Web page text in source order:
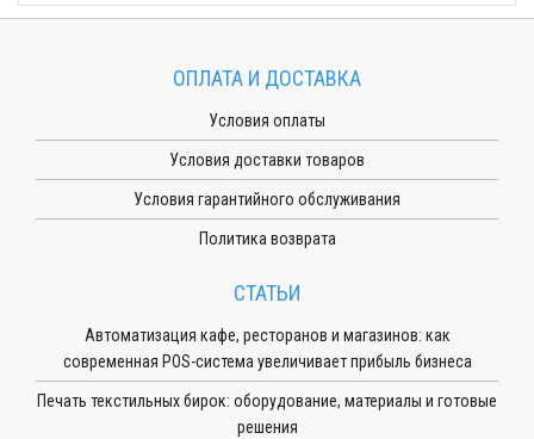
ОПЛАТА И ДОСТАВКА
Условия оплаты
Условия доставки товаров
Условия гарантийного обслуживания
Политика возврата
СТАТЬИ
Автоматизация кафе, ресторанов и магазинов: как
современная POS-система увеличивает прибыль бизнеса
Печать текстильных бирок: оборудование, материалы и готовые
решения